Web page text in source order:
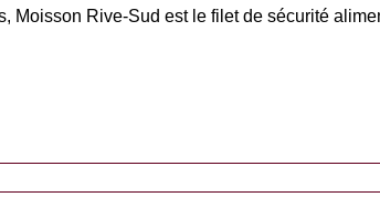
Moisson Rive-Sud est le filet de sécurité